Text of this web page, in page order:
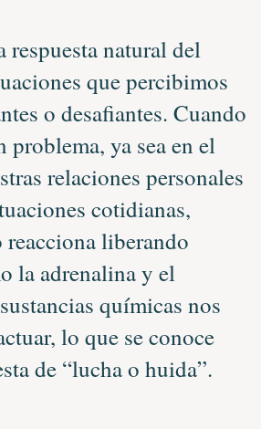
respuesta natural del
que percibimos
o desafiantes. Cuando
problema, ya sea en el
relaciones personales
cotidianas,
liberando
la adrenalina y el
químicas nos
lo que se conoce
de “lucha o huida”.